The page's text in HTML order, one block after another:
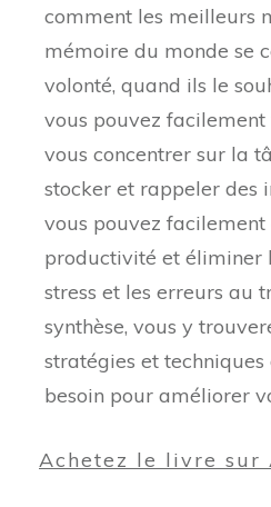
comment les meilleurs
mémoire du monde se
volonté, quand ils le
vous pouvez
vous concentrer sur la
stocker et rappeler des
vous pouvez
productivité et éliminer
stress et les erreurs au
synthèse, vous y
stratégies et
besoin pour améliorer
Achetez le livre sur